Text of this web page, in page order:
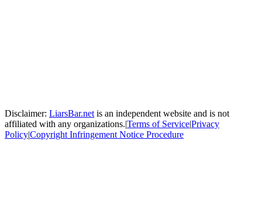
Disclaimer: LiarsBar.net is an independent website and is not
affiliated with any organizations.|Terms of Service|Privacy
Policy|Copyright Infringement Notice Procedure